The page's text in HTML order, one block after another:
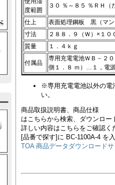
度範囲
３０ ％～８５ ％ＲＨ（
仕上
表面処理鋼板 黒（マ
寸法
２８８．９（Ｗ）×１
質量
１．４ｋｇ
付属品
専用充電電池ＷＢ－２
側１．８ ｍ）…１，電
※専用充電電池以外の電
い。
商品取扱説明書、商品仕様
はこちらから検索、ダウンロー
詳しい内容はこちらをご確認く
[品番で探す]に BC-1100A-4 を
TOA 商品データダウンロード